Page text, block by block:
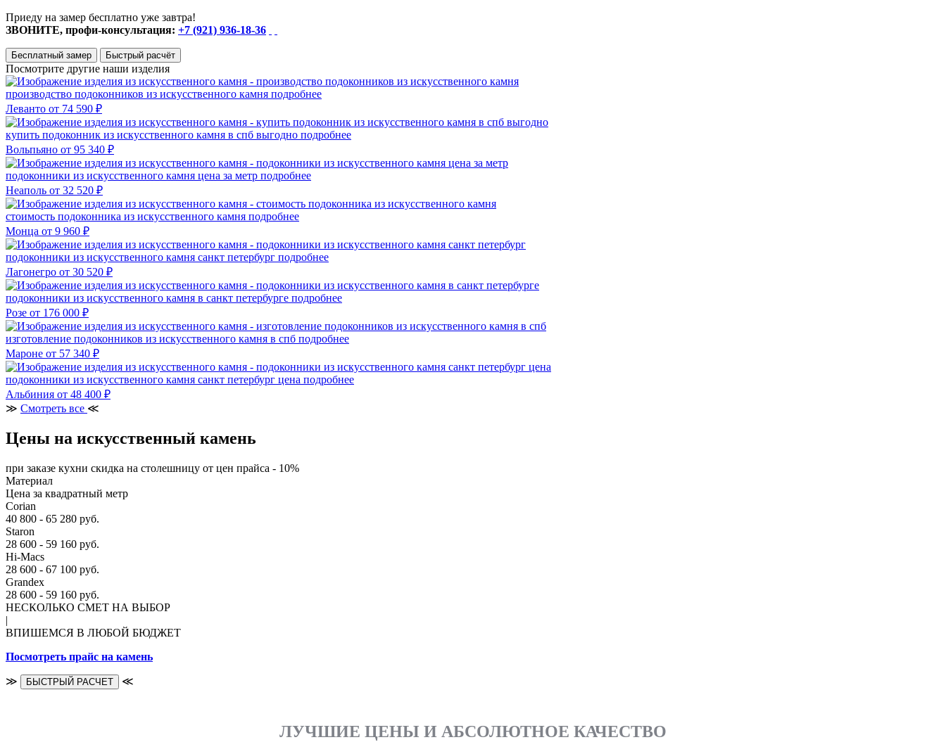
Приеду на замер бесплатно уже завтра!
ЗВОНИТЕ, профи-консультация: +7 (921) 936-18-36
Бесплатный замер Быстрый расчёт
Посмотрите другие наши изделия
производство подоконников из искусственного камня подробнее
Леванто от 74 590 ₽
купить подоконник из искусственного камня в спб выгодно подробнее
Вольпьяно от 95 340 ₽
подоконники из искусственного камня цена за метр подробнее
Неаполь от 32 520 ₽
стоимость подоконника из искусственного камня подробнее
Монца от 9 960 ₽
подоконники из искусственного камня санкт петербург подробнее
Лагонегро от 30 520 ₽
подоконники из искусственного камня в санкт петербурге подробнее
Розе от 176 000 ₽
изготовление подоконников из искусственного камня в спб подробнее
Мароне от 57 340 ₽
подоконники из искусственного камня санкт петербург цена подробнее
Альбиния от 48 400 ₽
≫ Смотреть все ≪
Цены на искусственный камень
при заказе кухни скидка на столешницу от цен прайса - 10%
Материал
Цена за квадратный метр
Corian
40 800 - 65 280 руб.
Staron
28 600 - 59 160 руб.
Hi-Macs
28 600 - 67 100 руб.
Grandex
28 600 - 59 160 руб.
НЕСКОЛЬКО СМЕТ НА ВЫБОР
|
ВПИШЕМСЯ В ЛЮБОЙ БЮДЖЕТ
Посмотреть прайс на камень
≫ БЫСТРЫЙ РАСЧЕТ ≪
ЛУЧШИЕ ЦЕНЫ И АБСОЛЮТНОЕ КАЧЕСТВО